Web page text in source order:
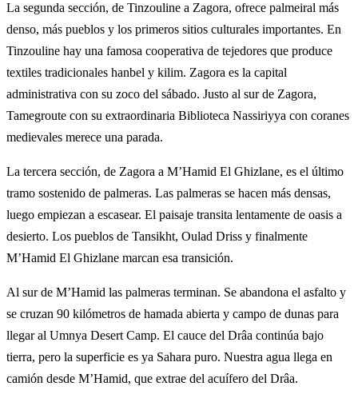
La segunda sección, de Tinzouline a Zagora, ofrece palmeiral más
denso, más pueblos y los primeros sitios culturales importantes. En
Tinzouline hay una famosa cooperativa de tejedores que produce
textiles tradicionales hanbel y kilim. Zagora es la capital
administrativa con su zoco del sábado. Justo al sur de Zagora,
Tamegroute con su extraordinaria Biblioteca Nassiriyya con coranes
medievales merece una parada.
La tercera sección, de Zagora a M’Hamid El Ghizlane, es el último
tramo sostenido de palmeras. Las palmeras se hacen más densas,
luego empiezan a escasear. El paisaje transita lentamente de oasis a
desierto. Los pueblos de Tansikht, Oulad Driss y finalmente
M’Hamid El Ghizlane marcan esa transición.
Al sur de M’Hamid las palmeras terminan. Se abandona el asfalto y
se cruzan 90 kilómetros de hamada abierta y campo de dunas para
llegar al Umnya Desert Camp. El cauce del Drâa continúa bajo
tierra, pero la superficie es ya Sahara puro. Nuestra agua llega en
camión desde M’Hamid, que extrae del acuífero del Drâa.